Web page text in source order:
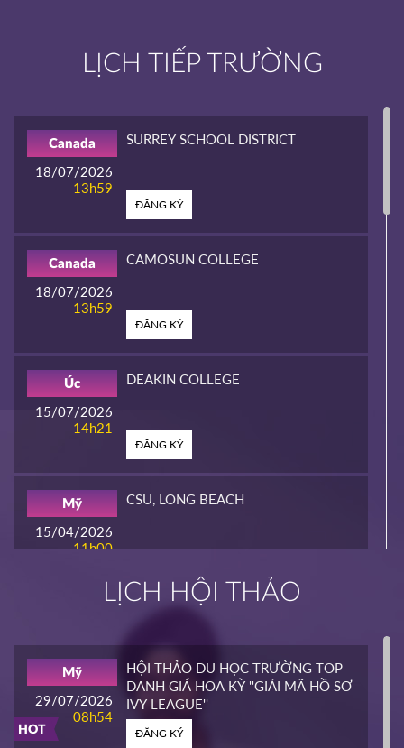
LỊCH TIẾP TRƯỜNG
18/07/2026
13h59
Canada SURREY SCHOOL DISTRICT
ĐĂNG KÝ
18/07/2026
13h59
Canada CAMOSUN COLLEGE
ĐĂNG KÝ
15/07/2026
14h21
Úc DEAKIN COLLEGE
ĐĂNG KÝ
15/04/2026
11h00
Mỹ CSU, LONG BEACH
HOT
14h00
ĐĂNG KÝ
CALIFORNIA STATE UNIVERSITY,
LỊCH HỘI THẢO
HOT
29/07/2026
08h54
Mỹ
HỘI THẢO DU HỌC TRƯỜNG TOP
DANH GIÁ HOA KỲ ''GIẢI MÃ HỒ SƠ
IVY LEAGUE''
ĐĂNG KÝ